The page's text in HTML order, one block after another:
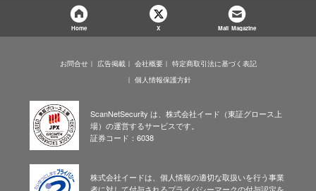
Home X Mail Magazine
お問合せ 広告掲載 会社概要
特定商取引法に基づく表記
個人情報保護方針
ScanNetSecurity は、株式会社イード（東証グロース上
場）の運営するサービスです。
証券コード：6038
株式会社イードは、個人情報の適切な取扱いを行う事業